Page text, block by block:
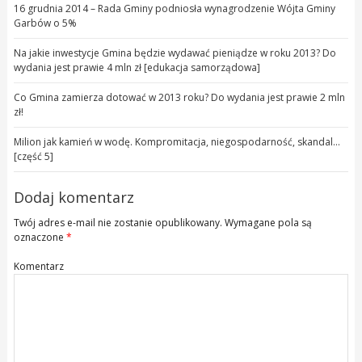
16 grudnia 2014 – Rada Gminy podniosła wynagrodzenie Wójta Gminy
Garbów o 5%
Na jakie inwestycje Gmina będzie wydawać pieniądze w roku 2013? Do
wydania jest prawie 4 mln zł [edukacja samorządowa]
Co Gmina zamierza dotować w 2013 roku? Do wydania jest prawie 2 mln
zł!
Milion jak kamień w wodę. Kompromitacja, niegospodarność, skandal…
[część 5]
Dodaj komentarz
Twój adres e-mail nie zostanie opublikowany. Wymagane pola są
oznaczone *
Komentarz